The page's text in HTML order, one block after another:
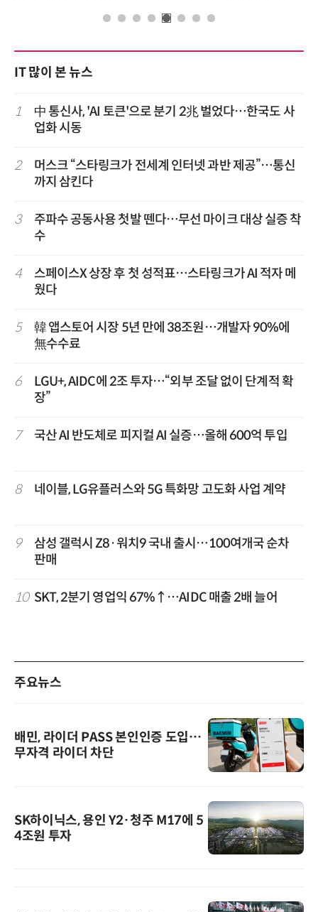
IT 많이 본 뉴스
1
中 통신사, 'AI 토큰'으로 분기 2兆 벌었다…한국도 사
업화 시동
2
머스크 “스타링크가 전세계 인터넷 과반 제공”…통신
까지 삼킨다
3
주파수 공동사용 첫발 뗀다…무선 마이크 대상 실증 착
수
4
스페이스X 상장 후 첫 성적표…스타링크가 AI 적자 메
웠다
5
韓 앱스토어 시장 5년 만에 38조원…개발자 90%에
無수수료
6
LGU+, AIDC에 2조 투자…“외부 조달 없이 단계적 확
장”
7 국산 AI 반도체로 피지컬 AI 실증…올해 600억 투입
8 네이블, LG유플러스와 5G 특화망 고도화 사업 계약
9
삼성 갤럭시 Z8·워치9 국내 출시…100여개국 순차
판매
10 SKT, 2분기 영업익 67%↑…AIDC 매출 2배 늘어
주요뉴스
배민, 라이더 PASS 본인인증 도입…
무자격 라이더 차단
SK하이닉스, 용인 Y2·청주 M17에 5
4조원 투자